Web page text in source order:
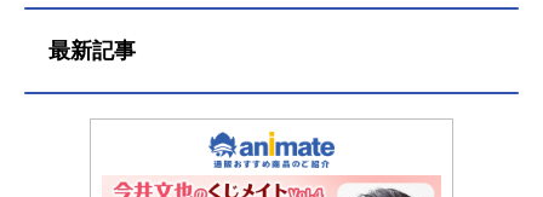
最新記事